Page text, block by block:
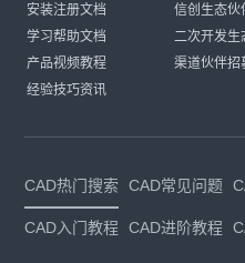
安装注册文档
学习帮助文档
产品视频教程
经验技巧资讯
信创生态伙
二次开发生
渠道伙伴招
CAD热门搜索 CAD常见问题
CAD入门教程 CAD进阶教程